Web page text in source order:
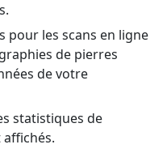
pour les scans en ligne
de pierres
de votre
statistiques de